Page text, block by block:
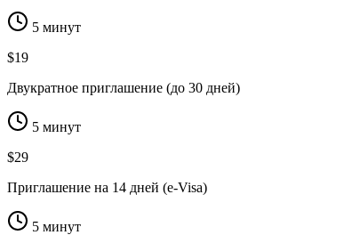
5 минут
$19
Двукратное приглашение (до 30 дней)
5 минут
$29
Приглашение на 14 дней (e-Visa)
5 минут